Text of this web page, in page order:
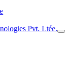
Pvt. Ltée.